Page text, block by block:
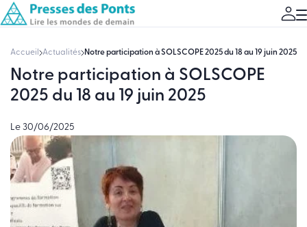
Accueil Actualités Notre participation à SOLSCOPE 2025 du 18 au 19 juin 2025
Notre participation à SOLSCOPE
2025 du 18 au 19 juin 2025
Le 30/06/2025